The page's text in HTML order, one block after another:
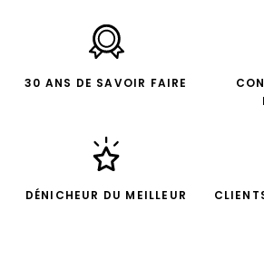
30 ANS DE SAVOIR FAIRE
DÉNICHEUR DU MEILLEUR